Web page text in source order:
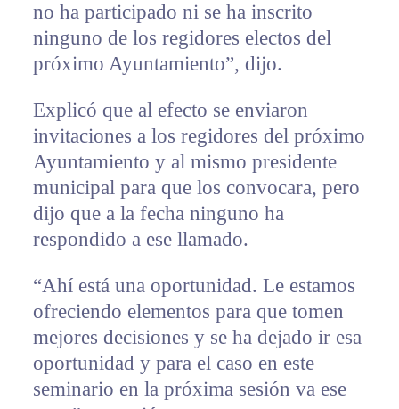
no ha participado ni se ha inscrito
ninguno de los regidores electos del
próximo Ayuntamiento”, dijo.
Explicó que al efecto se enviaron
invitaciones a los regidores del próximo
Ayuntamiento y al mismo presidente
municipal para que los convocara, pero
dijo que a la fecha ninguno ha
respondido a ese llamado.
“Ahí está una oportunidad. Le estamos
ofreciendo elementos para que tomen
mejores decisiones y se ha dejado ir esa
oportunidad y para el caso en este
seminario en la próxima sesión va ese